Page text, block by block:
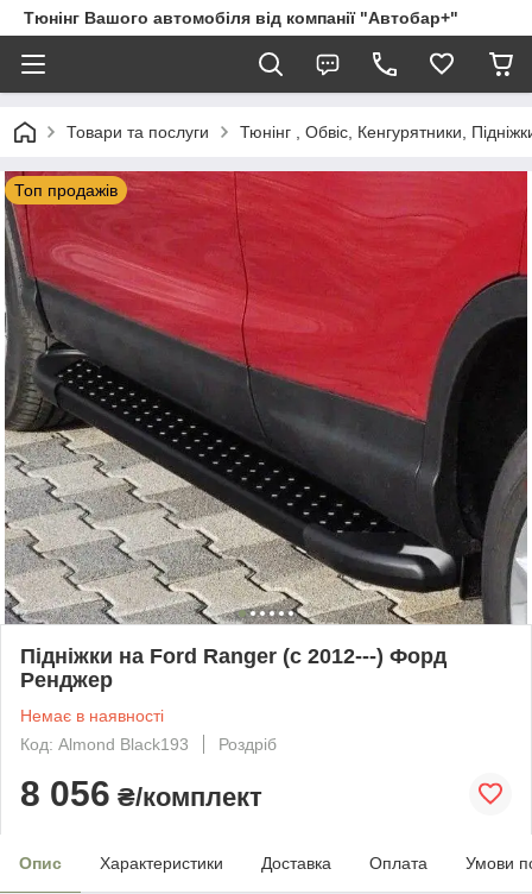
Тюнінг Вашого автомобіля від компанії "Автобар+"
Товари та послуги Тюнінг , Обвіс, Кенгурятники,
Топ продажів
Підніжки на Ford Ranger (c 2012---) Форд
Ренджер
Немає в наявності
Код: Almond Black193
Роздріб
8 056 ₴/комплект
Опис Характеристики Доставка Оплата Умови